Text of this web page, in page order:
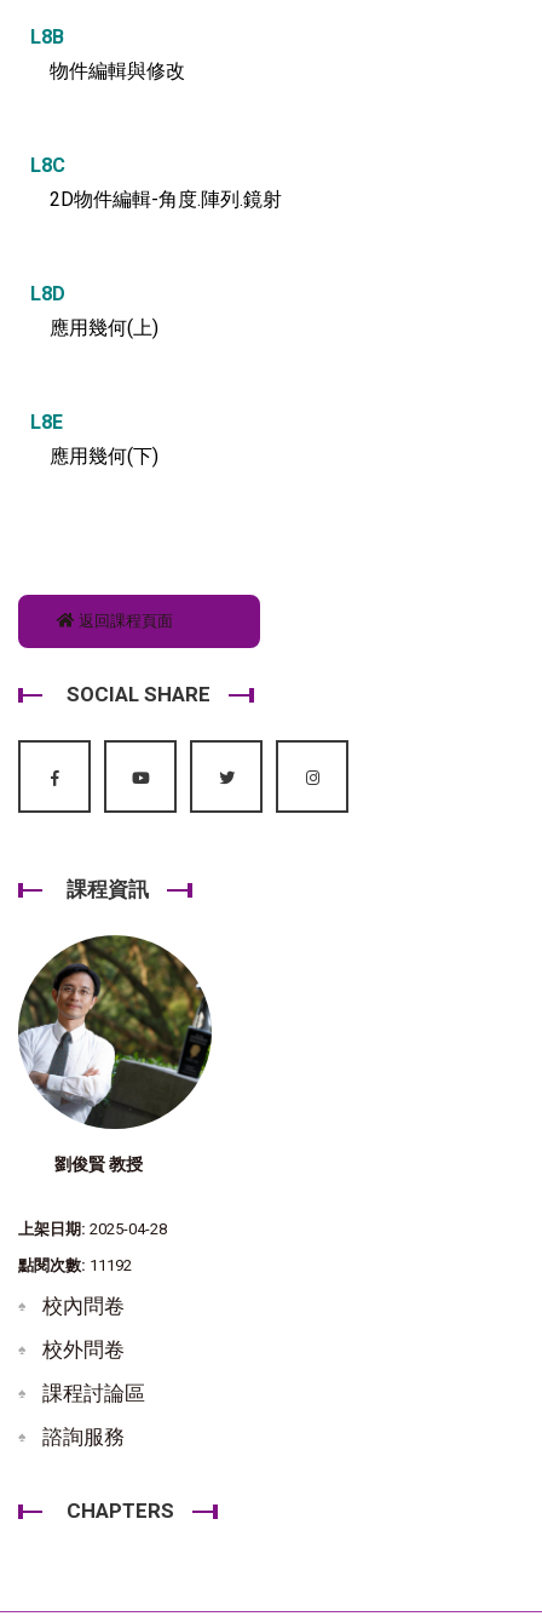
L8B
物件編輯與修改
L8C
2D物件編輯-角度.陣列.鏡射
L8D
應用幾何(上)
L8E
應用幾何(下)
返回課程頁面
SOCIAL SHARE
課程資訊
劉俊賢 教授
上架日期: 2025-04-28
點閱次數: 11192
校內問卷
校外問卷
課程討論區
諮詢服務
CHAPTERS